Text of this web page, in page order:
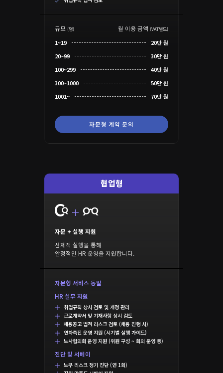
규모 (명) 월 이용 금액 (VAT별도)
1~19
20만 원
20~99
30만 원
100~299
40만 원
300~1000
50만 원
1001~
70만 원
자문형 계약 문의
협업형
자문 + 실행 지원
선제적 실행을 통해
안정적인 HR 운영을 지원합니다.
자문형 서비스 동일
HR 실무 지원
취업규칙 상시 검토 및 개정 관리
근로계약서 및 기재사항 상시 검토
채용공고 법적 리스크 검토 (채용 진행 시)
연차촉진 운영 지원 (시기별 실행 가이드)
노사협의회 운영 지원 (위원 구성 ~ 회의 운영 등)
진단 및 서베이
노무 리스크 정기 진단 (연 1회)